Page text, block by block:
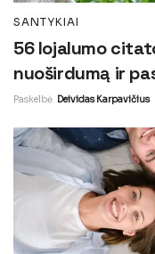
SANTYKIAI
56 lojalumo
nuoširdumą ir
Paskelbė Deividas Karpavičius